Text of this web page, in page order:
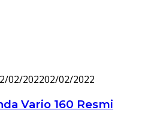
02/202202/02/2022
Vario 160 Resmi